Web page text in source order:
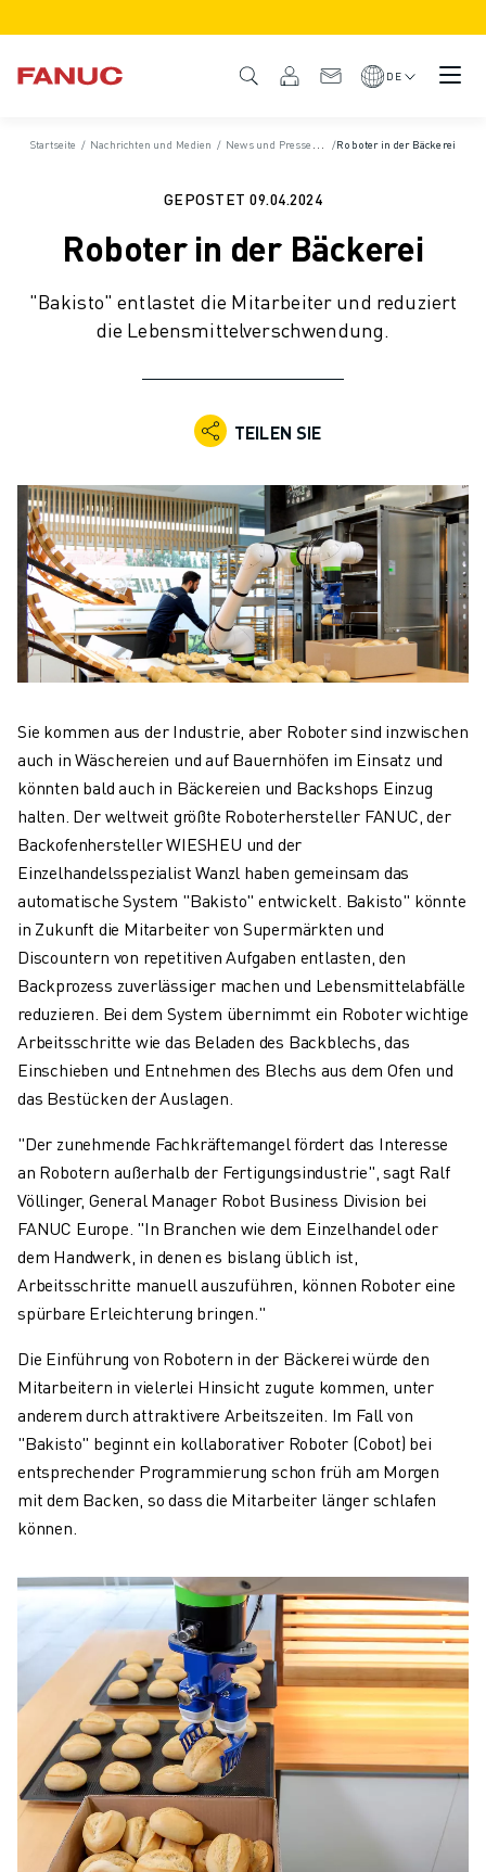
PRODUKTÜBERSICHT
CNC-FUNKTIONEN/OPTIONEN
SIMULATION - DIGITALER ZWILLING
CNC-NACHHALTIGKEIT
RETROFIT LÖSUNGEN
KOLLABORATIVE ROBOTER
ROBOTERPALETTE
ROBOTER-STEUERUNGEN
ROBOTER-ZUBEHÖR
ROBOTER-SOFTWARE
SIMULATIONSSOFTWARE
ROBOTIK-PRODUKTE FÜR DEN BILDUNGSBEREICH
KOMPAKTE CNC-BEARBEITUNGSZENTREN
ROBODRILL-FILTER
ROBODRILL KOMPAKTE CNC-BEARBEITUNGSZENTREN
ROBODRILL HARDWARE
ROBODRILL SOFTWARE
ROBODRILL VORBEUGENDE WARTUNG
ROBODRILL NACHHALTIGKEIT
ROBODRILL ROBOTER-PAKET
ROBODRILL BILDUNGSPAKET
ELEKTRISCHE SPRITZGUSSMASCHINEN
ROBOSHOT-FILTER
ROBOSHOT ELEKTRISCHE SPRITZGUSSMASCHINEN
ROBOSHOT HARDWARE
ROBOSHOT SOFTWARE
ROBOSHOT ROBOTER-PAKET
ROBOSHOT VORBEUGENDE WARTUNG
ROBOSHOT TOTAL COST OF OWNERSHIP
DRAHTERODIERMASCHINEN
ROBOCUT DRAHTERODIERMASCHINEN
ROBOCUT HARDWARE
ROBOCUT SOFTWARE
ROBOCUT NACHHALTIGKEIT
PRODUKTREGISTRIERUNG » FANUC PORTAL
FALLBEISPIELE
LUFT- UND RAUMFAHRT
ELEKTRISCHE FAHRZEUGE
ELEKTRONIK
LEBENSMITTEL UND GETRÄNKE
MEDIZIN
KUNSTSTOFFE
LAGERHALTUNG, LOGISTIK, POST & PAKET
APPLIKATIONEN
ALLE APPLIKATIONEN
DE
Startseite / Nachrichten und Medien / News und Pressemitteilungen /
/Roboter in der Bäckerei
GEPOSTET 09.04.2024
Roboter in der Bäckerei
"Bakisto" entlastet die Mitarbeiter und reduziert
die Lebensmittelverschwendung.
TEILEN SIE
Sie kommen aus der Industrie, aber Roboter sind inzwischen
auch in Wäschereien und auf Bauernhöfen im Einsatz und
könnten bald auch in Bäckereien und Backshops Einzug
halten. Der weltweit größte Roboterhersteller FANUC, der
Backofenhersteller WIESHEU und der
Einzelhandelsspezialist Wanzl haben gemeinsam das
automatische System "Bakisto" entwickelt. Bakisto" könnte
in Zukunft die Mitarbeiter von Supermärkten und
Discountern von repetitiven Aufgaben entlasten, den
Backprozess zuverlässiger machen und Lebensmittelabfälle
reduzieren. Bei dem System übernimmt ein Roboter wichtige
Arbeitsschritte wie das Beladen des Backblechs, das
Einschieben und Entnehmen des Blechs aus dem Ofen und
das Bestücken der Auslagen.
"Der zunehmende Fachkräftemangel fördert das Interesse
an Robotern außerhalb der Fertigungsindustrie", sagt Ralf
Völlinger, General Manager Robot Business Division bei
FANUC Europe. "In Branchen wie dem Einzelhandel oder
dem Handwerk, in denen es bislang üblich ist,
Arbeitsschritte manuell auszuführen, können Roboter eine
spürbare Erleichterung bringen."
Die Einführung von Robotern in der Bäckerei würde den
Mitarbeitern in vielerlei Hinsicht zugute kommen, unter
anderem durch attraktivere Arbeitszeiten. Im Fall von
"Bakisto" beginnt ein kollaborativer Roboter (Cobot) bei
entsprechender Programmierung schon früh am Morgen
mit dem Backen, so dass die Mitarbeiter länger schlafen
können.